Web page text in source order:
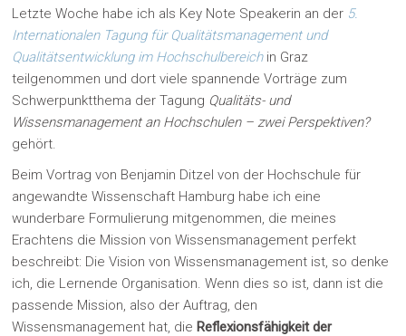
Letzte Woche habe ich als Key Note Speakerin an der 5.
Internationalen Tagung für Qualitätsmanagement und
Qualitätsentwicklung im Hochschulbereichin Graz
teilgenommen und dort viele spannende Vorträge zum
Schwerpunktthema der Tagung Qualitäts- und
Wissensmanagement an Hochschulen – zwei Perspektiven?
gehört.
Beim Vortrag von Benjamin Ditzel von der Hochschule für
angewandte Wissenschaft Hamburg habe ich eine
wunderbare Formulierung mitgenommen, die meines
Erachtens die Mission von Wissensmanagement perfekt
beschreibt: Die Vision von Wissensmanagement ist, so denke
ich, die Lernende Organisation. Wenn dies so ist, dann ist die
passende Mission, also der Auftrag, den
Wissensmanagement hat, die Reflexionsfähigkeit der